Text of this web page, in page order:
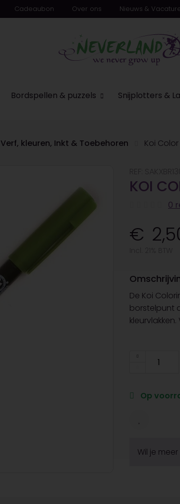
Cadeaubon Over ons Nieuws &
Bordspellen & puzzels Snijplotters &
Verf, kleuren, Inkt & Toebehoren Koi
KOI
0
De Koi
borstelpunt
Op
Wil je